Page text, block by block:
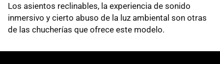
Los asientos reclinables, la experiencia de sonido
inmersivo y cierto abuso de la luz ambiental son otras
de las chucherías que ofrece este modelo.